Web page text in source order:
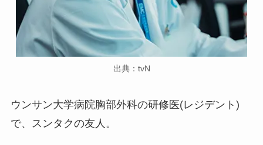
出典：tvN
ウンサン大学病院胸部外科の研修医(レジデント)
で、スンタクの友人。